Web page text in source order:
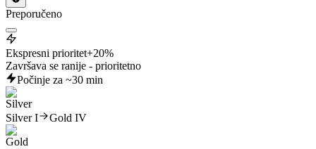
Preporučeno
Ekspresni prioritet+20%
Završava se ranije - prioritetno
Počinje za ~30 min
Silver I Gold IV